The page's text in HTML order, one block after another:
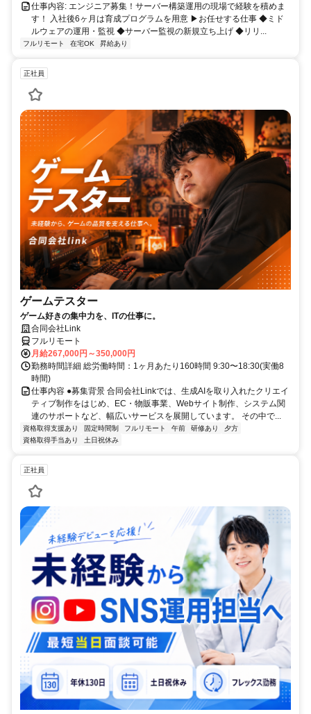
仕事内容: エンジニア募集！サーバー構築運用の現場で経験を積めま
す！ 入社後6ヶ月は育成プログラムを用意 ▶お任せする仕事 ◆ミド
ルウェアの運用・監視 ◆サーバー監視の新規立ち上げ ◆リリ...
フルリモート 在宅OK 昇給あり
正社員
ゲームテスター
ゲーム好きの集中力を、ITの仕事に。
合同会社Link
フルリモート
月給267,000円～350,000円
勤務時間詳細 総労働時間：1ヶ月あたり160時間 9:30〜18:30(実働8
時間)
仕事内容 ●募集背景 合同会社Linkでは、生成AIを取り入れたクリエイ
ティブ制作をはじめ、EC・物販事業、Webサイト制作、システム関
連のサポートなど、幅広いサービスを展開しています。 その中で...
資格取得支援あり 固定時間制 フルリモート 午前 研修あり
夕方
資格取得手当あり
土日祝休み
正社員